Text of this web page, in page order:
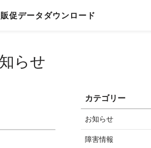
販促データダウンロード
らせ
カテゴリー
お知らせ
障害情報